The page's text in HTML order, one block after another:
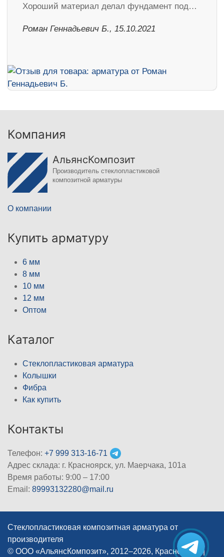
Хороший материал делал фундамент под…
Роман Геннадьевич Б., 15.10.2021
Компания
АльянсКомпозит
Производитель стеклопластиковой
композитной арматуры
О компании
Купить арматуру
6 мм
8 мм
10 мм
12 мм
Оптом
Каталог
Стеклопластиковая арматура
Колышки
Фибра
Как купить
Контакты
Телефон: +7 999 313-16-71
Адрес склада: г. Красноярск, ул. Маерчака, 101а
Время работы: 9:00 – 17:00
Email: 89993132280@mail.ru
Стеклопластиковая композитная арматура от
производителя
© ООО «АльянсКомпозит», 2012–2026, Красноярск
|